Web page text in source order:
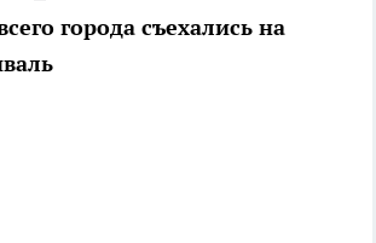
города съехались на